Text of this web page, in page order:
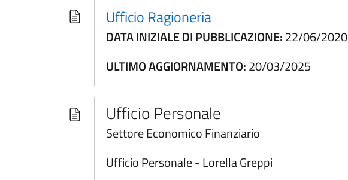
Ufficio Ragioneria
DATA INIZIALE DI PUBBLICAZIONE:22/06/2020
ULTIMO AGGIORNAMENTO:20/03/2025
Ufficio Personale
Settore Economico Finanziario
Ufficio Personale - Lorella Greppi